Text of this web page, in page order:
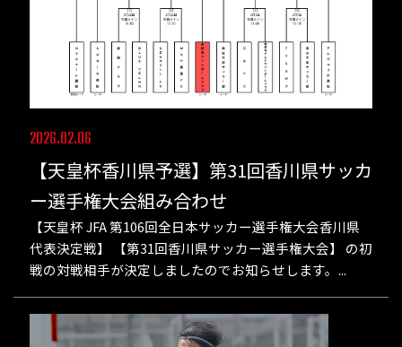
2026.02.06
【天皇杯香川県予選】第31回香川県サッカ
ー選手権大会組み合わせ
【天皇杯 JFA 第106回全日本サッカー選手権大会香川県
代表決定戦】 【第31回香川県サッカー選手権大会】 の初
戦の対戦相手が決定しましたのでお知らせします。...